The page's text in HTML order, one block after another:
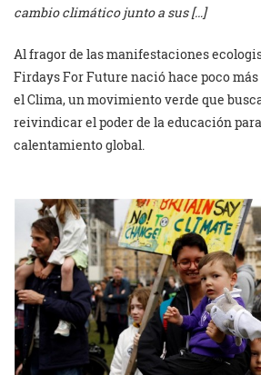
cambio climático junto a sus […]
Al fragor de las manifestaciones
Firdays For Future nació hace poco
el Clima, un movimiento verde que
reivindicar el poder de la educación
calentamiento global.